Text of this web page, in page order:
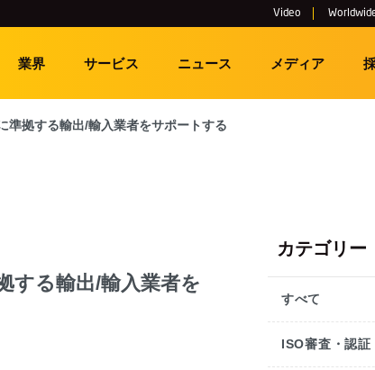
Video
業界 サービス ニュース メディア
拠する輸出/輸入業者をサポートする
する輸出/輸入業者を
カテゴリー
すべて
ISO審査・認証